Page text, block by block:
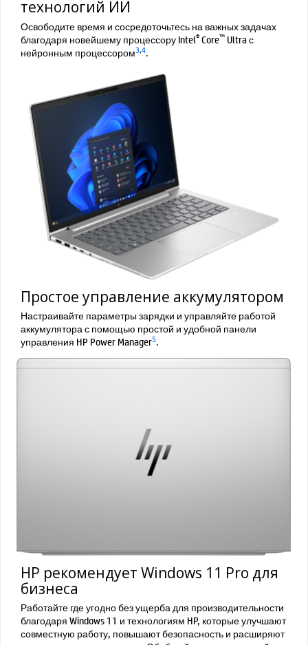
технологий ИИ
Освободите время и сосредоточьтесь на важных задачах
благодаря новейшему процессору Intel®Core™ Ultra с
нейронным процессором3,4.
Простое управление аккумулятором
Настраивайте параметры зарядки и управляйте работой
аккумулятора с помощью простой и удобной панели
управления HP Power Manager5.
HP рекомендует Windows 11 Pro для
бизнеса
Работайте где угодно без ущерба для производительности
благодаря Windows 11 и технологиям HP, которые улучшают
совместную работу, повышают безопасность и расширяют